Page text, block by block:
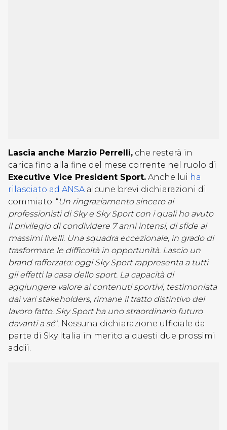
Lascia anche Marzio Perrelli, che resterà in
carica fino alla fine del mese corrente nel ruolo di
Executive Vice President Sport. Anche lui ha
rilasciato ad ANSA alcune brevi dichiarazioni di
commiato: “Un ringraziamento sincero ai
professionisti di Sky e Sky Sport con i quali ho avuto
il privilegio di condividere 7 anni intensi, di sfide ai
massimi livelli. Una squadra eccezionale, in grado di
trasformare le difficoltà in opportunità. Lascio un
brand rafforzato: oggi Sky Sport rappresenta a tutti
gli effetti la casa dello sport. La capacità di
aggiungere valore ai contenuti sportivi, testimoniata
dai vari stakeholders, rimane il tratto distintivo del
lavoro fatto. Sky Sport ha uno straordinario futuro
davanti a sé“. Nessuna dichiarazione ufficiale da
parte di Sky Italia in merito a questi due prossimi
addii.